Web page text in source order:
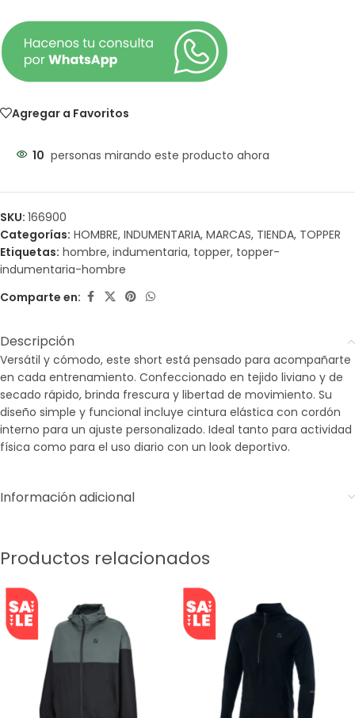
Agregar a Favoritos
10 personas mirando este producto ahora
SKU: 166900
Categorías: HOMBRE, INDUMENTARIA, MARCAS, TIENDA, TOPPER
Etiquetas: hombre, indumentaria, topper, topper-
indumentaria-hombre
Comparte en:
Descripción
Versátil y cómodo, este short está pensado para acompañarte
en cada entrenamiento. Confeccionado en tejido liviano y de
secado rápido, brinda frescura y libertad de movimiento. Su
diseño simple y funcional incluye cintura elástica con cordón
interno para un ajuste personalizado. Ideal tanto para actividad
física como para el uso diario con un look deportivo.
Información adicional
Productos relacionados